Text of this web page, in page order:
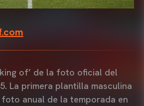
of’ de la foto oficial del
La primera plantilla masculina
anual de la temporada en